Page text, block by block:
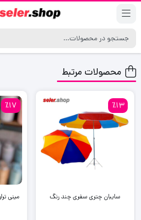
محصولات مرتبط
٪13
سایبان چتری سفری چند رنگ
٪17